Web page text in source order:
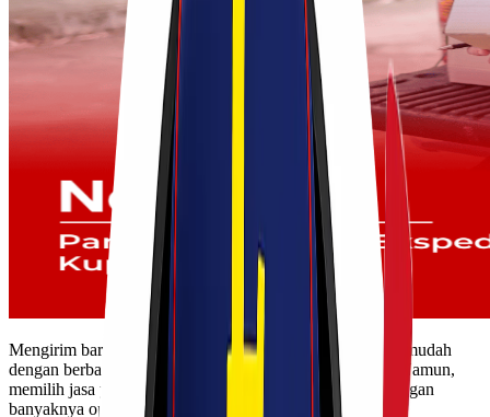
Mengirim barang dari Surabaya ke Kupang kini semakin mudah
dengan berbagai pilihan layanan ekspedisi cargo murah. Namun,
memilih jasa yang tepat bisa jadi tantangan tersendiri. Dengan
banyaknya opsi yang tersedia, penting untuk mengetahui